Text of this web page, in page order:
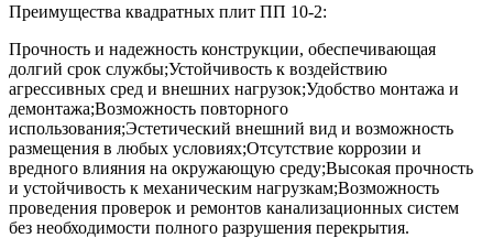
Преимущества квадратных плит ПП 10-2:
Прочность и надежность конструкции, обеспечивающая
долгий срок службы;Устойчивость к воздействию
агрессивных сред и внешних нагрузок;Удобство монтажа и
демонтажа;Возможность повторного
использования;Эстетический внешний вид и возможность
размещения в любых условиях;Отсутствие коррозии и
вредного влияния на окружающую среду;Высокая прочность
и устойчивость к механическим нагрузкам;Возможность
проведения проверок и ремонтов канализационных систем
без необходимости полного разрушения перекрытия.